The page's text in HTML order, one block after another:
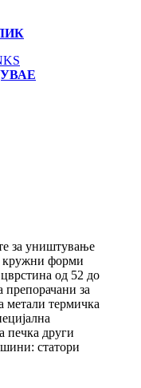
за уништување
кружни форми
од 52 до
за
метали термичка
печка други
статори